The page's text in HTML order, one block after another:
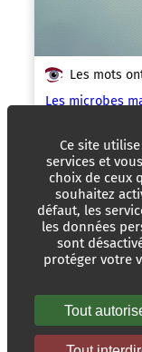
Les mots
Les microbes
Les mots ont un sens,
Ce site
services et
choix de ceux
souhaitez
défaut, les
les données
sont
protéger votre
Tout